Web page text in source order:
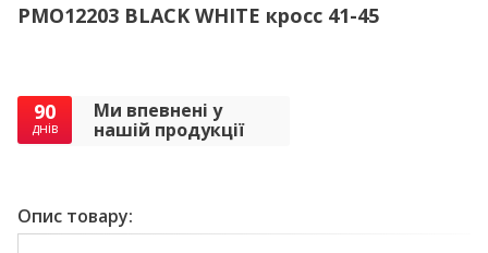
PMO12203 BLACK WHITE кросс 41-45
90
днів
Ми впевнені у
нашій продукції
Опис товару: